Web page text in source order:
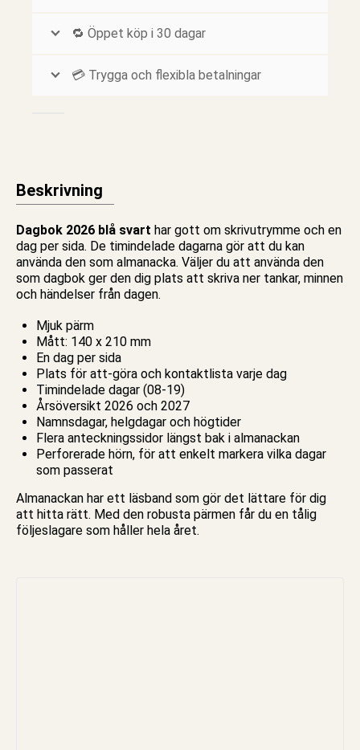
🔁 Öppet köp i 30 dagar
💳 Trygga och flexibla betalningar
Beskrivning
Dagbok 2026 blå svart har gott om skrivutrymme och en
dag per sida. De timindelade dagarna gör att du kan
använda den som almanacka. Väljer du att använda den
som dagbok ger den dig plats att skriva ner tankar, minnen
och händelser från dagen.
Mjuk pärm
Mått: 140 x 210 mm
En dag per sida
Plats för att-göra och kontaktlista varje dag
Timindelade dagar (08-19)
Årsöversikt 2026 och 2027
Namnsdagar, helgdagar och högtider
Flera anteckningssidor längst bak i almanackan
Perforerade hörn, för att enkelt markera vilka dagar
som passerat
Almanackan har ett läsband som gör det lättare för dig
att hitta rätt. Med den robusta pärmen får du en tålig
följeslagare som håller hela året.